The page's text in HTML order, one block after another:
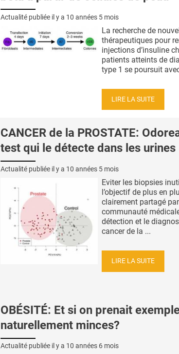
Actualité publiée il y a 10 années 5 mois
La recherche de
thérapeutiques pour
injections d’insuline
patients atteints de
type 1 se poursuit
LIRE LA SUITE
CANCER de la PROSTATE:
test qui le détecte dans les urines
Actualité publiée il y a 10 années 5 mois
Eviter les biopsies
l’objectif de plus en
clairement partagé
communauté
détection et le
cancer de la ...
LIRE LA SUITE
OBÉSITÉ: Et si on prenait
naturellement minces?
Actualité publiée il y a 10 années 6 mois